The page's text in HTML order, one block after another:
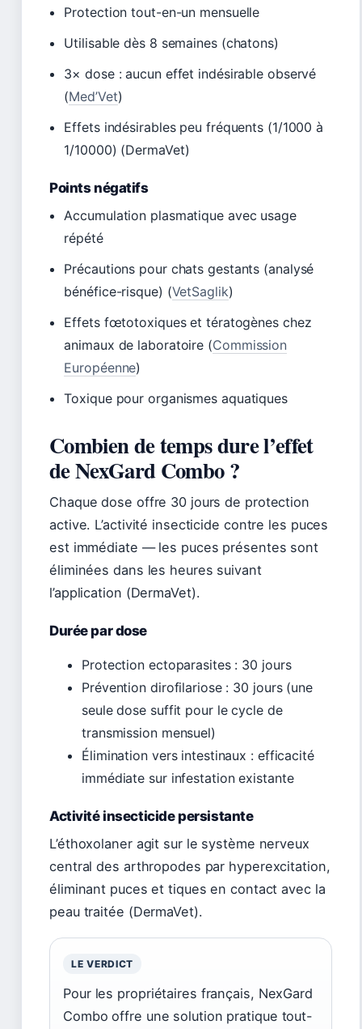
Protection tout-en-un mensuelle
Utilisable dès 8 semaines (chatons)
3× dose : aucun effet indésirable observé
(Med’Vet)
Effets indésirables peu fréquents (1/1000 à
1/10000) (DermaVet)
Points négatifs
Accumulation plasmatique avec usage
répété
Précautions pour chats gestants (analysé
bénéfice-risque) (VetSaglik)
Effets fœtotoxiques et tératogènes chez
animaux de laboratoire (Commission
Européenne)
Toxique pour organismes aquatiques
Combien de temps dure l’effet
de NexGard Combo ?
Chaque dose offre 30 jours de protection
active. L’activité insecticide contre les puces
est immédiate — les puces présentes sont
éliminées dans les heures suivant
l’application (DermaVet).
Durée par dose
Protection ectoparasites : 30 jours
Prévention dirofilariose : 30 jours (une
seule dose suffit pour le cycle de
transmission mensuel)
Élimination vers intestinaux : efficacité
immédiate sur infestation existante
Activité insecticide persistante
L’éthoxolaner agit sur le système nerveux
central des arthropodes par hyperexcitation,
éliminant puces et tiques en contact avec la
peau traitée (DermaVet).
LE VERDICT
Pour les propriétaires français, NexGard
Combo offre une solution pratique tout-